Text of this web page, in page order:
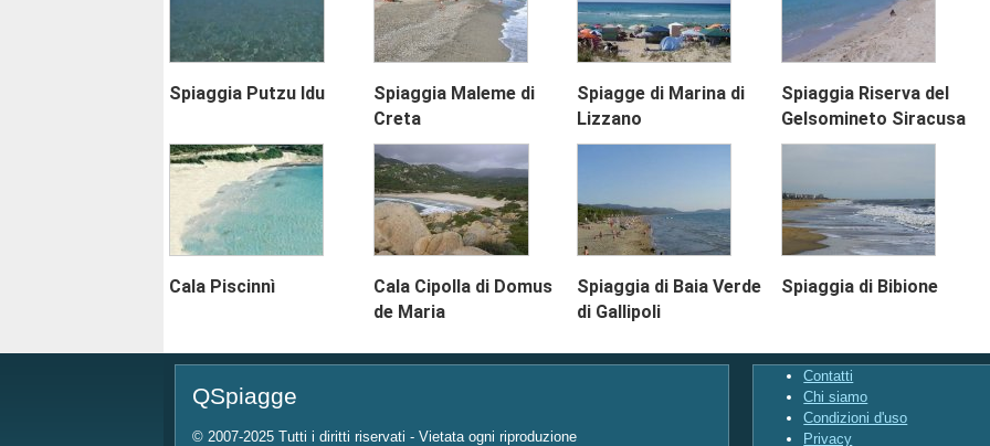
Spiaggia Putzu Idu
Spiaggia Maleme di
Creta
Spiagge di Marina di
Lizzano
Spiaggia Riserva del
Gelsomineto Siracusa
Cala Piscinnì
Cala Cipolla di Domus
de Maria
Spiaggia di Baia Verde
di Gallipoli
Spiaggia di Bibione
QSpiagge
© 2007-2025 Tutti i diritti riservati - Vietata ogni riproduzione
Contatti
Chi siamo
Condizioni d'uso
Privacy